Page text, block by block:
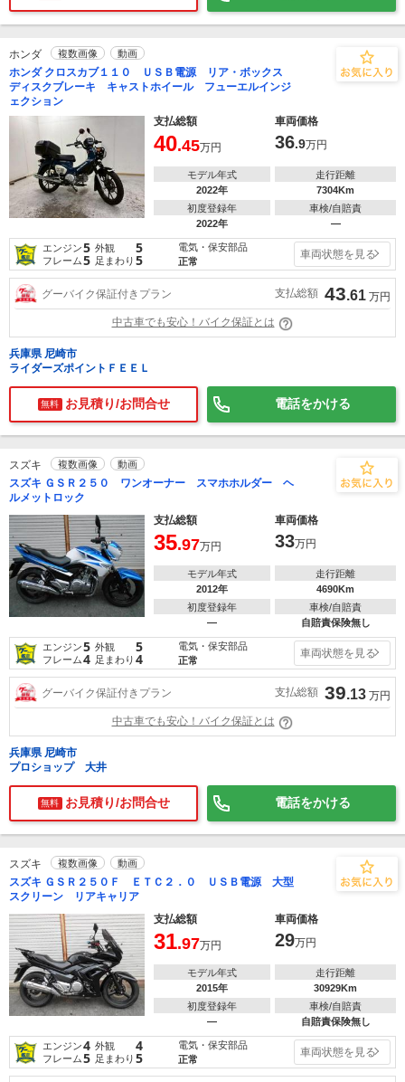
ホンダ 複数画像 動画
ホンダ クロスカブ１１０ ＵＳＢ電源 リア・ボックス
ディスクブレーキ キャストホイール フューエルインジ
ェクション
支払総額
車両価格
40.45万円 36.9万円
モデル年式
2022年
走行距離
7304Km
初度登録年
2022年
車検/自賠責
―
エンジン5 外観 5
フレーム5 足まわり 5
電気・保安部品
正常
車両状態を見る
グーバイク保証付きプラン 支払総額 43.61 万円
中古車でも安心！バイク保証とは
兵庫県 尼崎市
ライダーズポイントＦＥＥＬ
無料 お見積り/お問合せ 電話をかける
スズキ 複数画像 動画
スズキ ＧＳＲ２５０ ワンオーナー スマホホルダー ヘ
ルメットロック
支払総額
車両価格
35.97万円 33万円
モデル年式
2012年
走行距離
4690Km
初度登録年
―
車検/自賠責
自賠責保険無し
エンジン5 外観 5
フレーム4 足まわり 4
電気・保安部品
正常
車両状態を見る
グーバイク保証付きプラン 支払総額 39.13 万円
中古車でも安心！バイク保証とは
兵庫県 尼崎市
プロショップ 大井
無料 お見積り/お問合せ 電話をかける
スズキ 複数画像 動画
スズキ ＧＳＲ２５０Ｆ ＥＴＣ２．０ ＵＳＢ電源 大型
スクリーン リアキャリア
支払総額
車両価格
31.97万円 29万円
モデル年式
2015年
走行距離
30929Km
初度登録年
―
車検/自賠責
自賠責保険無し
エンジン4 外観 4
フレーム5 足まわり 5
電気・保安部品
正常
車両状態を見る